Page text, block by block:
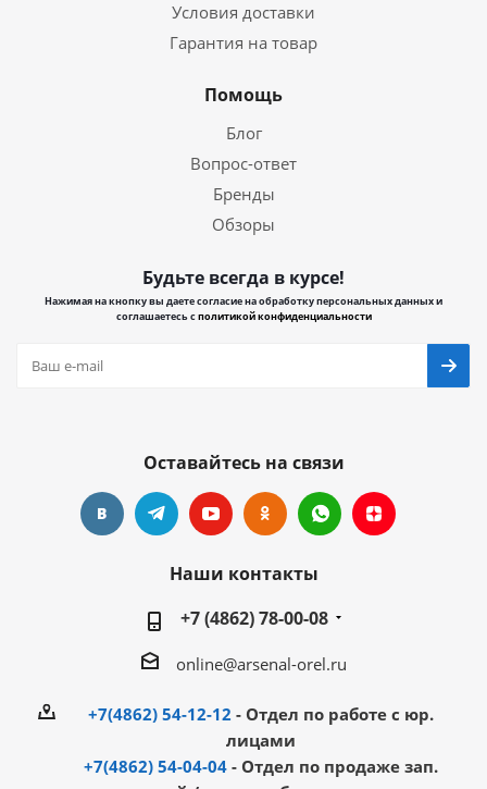
Условия доставки
Гарантия на товар
Помощь
Блог
Вопрос-ответ
Бренды
Обзоры
Будьте всегда в курсе!
Нажимая на кнопку вы даете согласие на обработку персональных данных и
соглашаетесь сполитикой конфиденциальности
Оставайтесь на связи
Наши контакты
+7 (4862) 78-00-08
online@arsenal-orel.ru
+7(4862) 54-12-12 - Отдел по работе с юр.
лицами
+7(4862) 54-04-04 - Отдел по продаже зап.